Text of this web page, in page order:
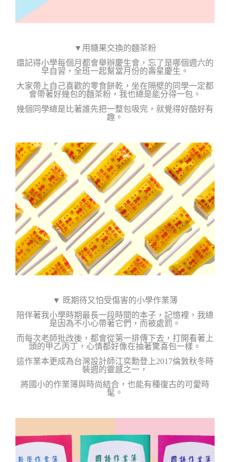
▼用糖果交換的麵茶粉
還記得小學每個月都會舉辦慶生會， 忘了是哪個週六的
早自習，全班一起幫當月份的壽星慶生。
大家帶上自己喜歡的零食餅乾，坐在隔壁的同學一定都
會帶著好幾包的麵茶粉，我也總是能分得一包。
幾個同學總是比著誰先把一整包吸完，就覺得好酷好有
趣。
▼ 既期待又怕受傷害的小學作業簿
陪伴著我小學時期最長一段時間的本子， 記憶裡，我總
是因為不小心帶著它們，而被處罰。
而每次老師批改後，都會從第一排傳下去， 打開看著上
頭的甲乙丙丁， 心情都好像在抽著驚喜包一樣。
這作業本更成為台灣設計師江奕勳登上2017倫敦秋冬時
裝週的靈感之一，
將國小的作業簿與時尚結合，也能有種復古的可愛時
髦。